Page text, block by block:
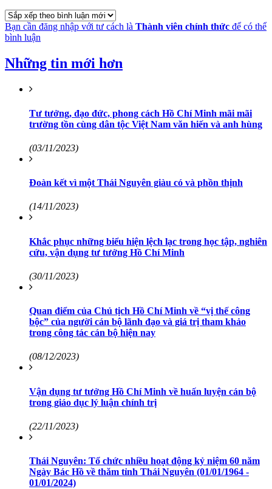
Bạn cần đăng nhập với tư cách là Thành viên chính thức để có thể
bình luận
Những tin mới hơn
Tư tưởng, đạo đức, phong cách Hồ Chí Minh mãi mãi
trường tồn cùng dân tộc Việt Nam văn hiến và anh hùng
(03/11/2023)
Đoàn kết vì một Thái Nguyên giàu có và phồn thịnh
(14/11/2023)
Khắc phục những biểu hiện lệch lạc trong học tập, nghiên
cứu, vận dụng tư tưởng Hồ Chí Minh
(30/11/2023)
Quan điểm của Chủ tịch Hồ Chí Minh về “vị thế công
bộc” của người cán bộ lãnh đạo và giá trị tham khảo
trong công tác cán bộ hiện nay
(08/12/2023)
Vận dụng tư tưởng Hồ Chí Minh về huấn luyện cán bộ
trong giáo dục lý luận chính trị
(22/11/2023)
Thái Nguyên: Tổ chức nhiều hoạt động kỷ niệm 60 năm
Ngày Bác Hồ về thăm tỉnh Thái Nguyên (01/01/1964 -
01/01/2024)